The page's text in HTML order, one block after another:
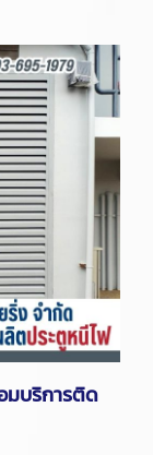
มบริการติด